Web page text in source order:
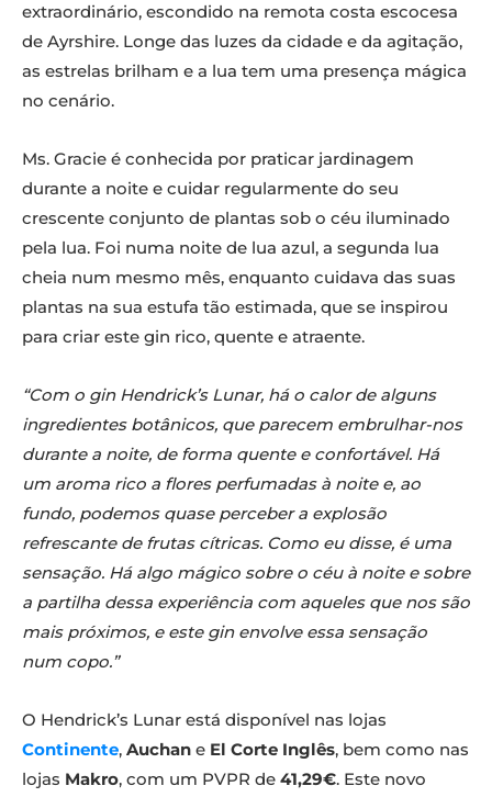
extraordinário, escondido na remota costa escocesa
de Ayrshire. Longe das luzes da cidade e da agitação,
as estrelas brilham e a lua tem uma presença mágica
no cenário.
Ms. Gracie é conhecida por praticar jardinagem
durante a noite e cuidar regularmente do seu
crescente conjunto de plantas sob o céu iluminado
pela lua. Foi numa noite de lua azul, a segunda lua
cheia num mesmo mês, enquanto cuidava das suas
plantas na sua estufa tão estimada, que se inspirou
para criar este gin rico, quente e atraente.
“Com o gin Hendrick’s Lunar, há o calor de alguns
ingredientes botânicos, que parecem embrulhar-nos
durante a noite, de forma quente e confortável. Há
um aroma rico a flores perfumadas à noite e, ao
fundo, podemos quase perceber a explosão
refrescante de frutas cítricas. Como eu disse, é uma
sensação. Há algo mágico sobre o céu à noite e sobre
a partilha dessa experiência com aqueles que nos são
mais próximos, e este gin envolve essa sensação
num copo.”
O Hendrick’s Lunar está disponível nas lojas
Continente, Auchan e El Corte Inglês, bem como nas
lojas Makro, com um PVPR de 41,29€. Este novo